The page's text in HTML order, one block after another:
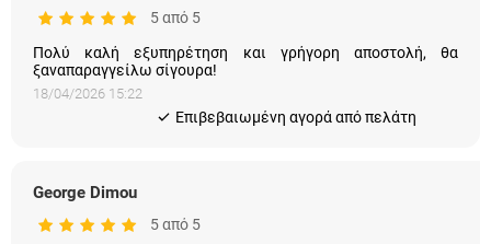
5 από 5
Πολύ καλή εξυπηρέτηση και γρήγορη αποστολή, θα
ξαναπαραγγείλω σίγουρα!
18/04/2026 15:22
Eπιβεβαιωμένη αγορά από πελάτη
George Dimou
5 από 5